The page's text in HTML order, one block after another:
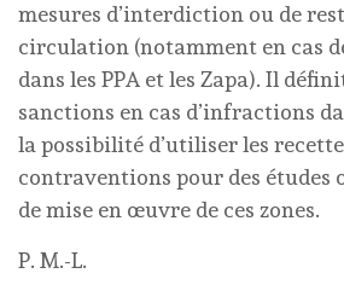
mesures d’interdiction ou de
circulation (notamment en cas
dans les PPA et les Zapa). Il
sanctions en cas d’infractions
la possibilité d’utiliser les
contraventions pour des études
de mise en œuvre de ces zones.
P. M.-L.